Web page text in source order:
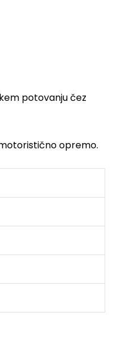
potovanju čez
opremo.